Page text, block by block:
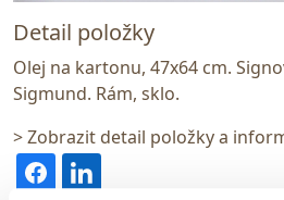
Detail položky
Olej na kartonu, 47x64 cm.
Sigmund. Rám, sklo.
> Zobrazit detail položky a